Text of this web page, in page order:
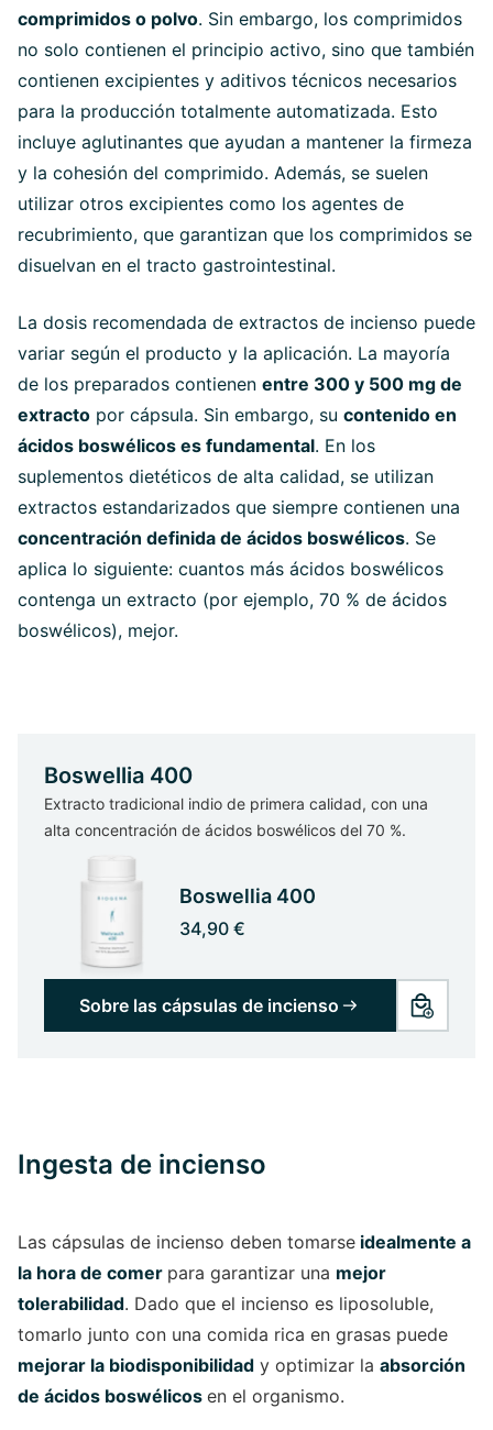
comprimidos o polvo. Sin embargo, los comprimidos
no solo contienen el principio activo, sino que también
contienen excipientes y aditivos técnicos necesarios
para la producción totalmente automatizada. Esto
incluye aglutinantes que ayudan a mantener la firmeza
y la cohesión del comprimido. Además, se suelen
utilizar otros excipientes como los agentes de
recubrimiento, que garantizan que los comprimidos se
disuelvan en el tracto gastrointestinal.
La dosis recomendada de extractos de incienso puede
variar según el producto y la aplicación. La mayoría
de los preparados contienen entre 300 y 500 mg de
extracto por cápsula. Sin embargo, su contenido en
ácidos boswélicos es fundamental. En los
suplementos dietéticos de alta calidad, se utilizan
extractos estandarizados que siempre contienen una
concentración definida de ácidos boswélicos. Se
aplica lo siguiente: cuantos más ácidos boswélicos
contenga un extracto (por ejemplo, 70 % de ácidos
boswélicos), mejor.
Boswellia 400
Extracto tradicional indio de primera calidad, con una
alta concentración de ácidos boswélicos del 70 %.
Boswellia 400
34,90 €
Sobre las cápsulas de incienso
Ingesta de incienso
Las cápsulas de incienso deben tomarse idealmente a
la hora de comer para garantizar una mejor
tolerabilidad. Dado que el incienso es liposoluble,
tomarlo junto con una comida rica en grasas puede
mejorar la biodisponibilidad y optimizar la absorción
de ácidos boswélicos en el organismo.